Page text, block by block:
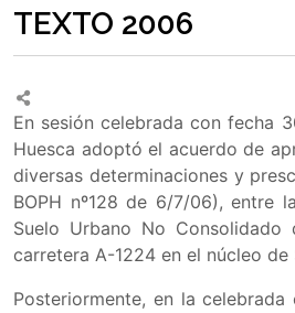
TEXTO 2006
En sesión celebrada con fecha
Huesca adoptó el acuerdo de
diversas determinaciones y
BOPH nº128 de 6/7/06), entre
Suelo Urbano No
carretera A-1224 en el núcleo de
Posteriormente, en la